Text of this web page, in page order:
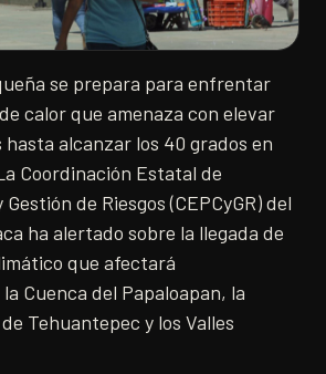
se prepara para enfrentar
calor que amenaza con elevar
alcanzar los 40 grados en
Coordinación Estatal de
de Riesgos (CEPCyGR) del
ha alertado sobre la llegada de
que afectará
Cuenca del Papaloapan, la
Tehuantepec y los Valles